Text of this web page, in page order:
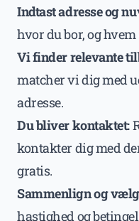
Indtast adresse og
hvor du bor, og
Vi finder relevante
matcher vi dig med
adresse.
Du bliver kontaktet:
kontakter dig med
gratis.
Sammenlign og
hastighed og